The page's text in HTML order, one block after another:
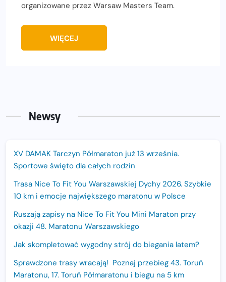
organizowane przez Warsaw Masters Team.
WIĘCEJ
Newsy
XV DAMAK Tarczyn Półmaraton już 13 września.
Sportowe święto dla całych rodzin
Trasa Nice To Fit You Warszawskiej Dychy 2026. Szybkie
10 km i emocje największego maratonu w Polsce
Ruszają zapisy na Nice To Fit You Mini Maraton przy
okazji 48. Maratonu Warszawskiego
Jak skompletować wygodny strój do biegania latem?
Sprawdzone trasy wracają! Poznaj przebieg 43. Toruń
Maratonu, 17. Toruń Półmaratonu i biegu na 5 km